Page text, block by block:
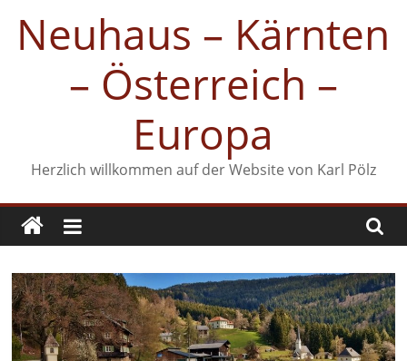
Inhalt
springen
Neuhaus – Kärnten
– Österreich –
Europa
Herzlich willkommen auf der Website von Karl Pölz